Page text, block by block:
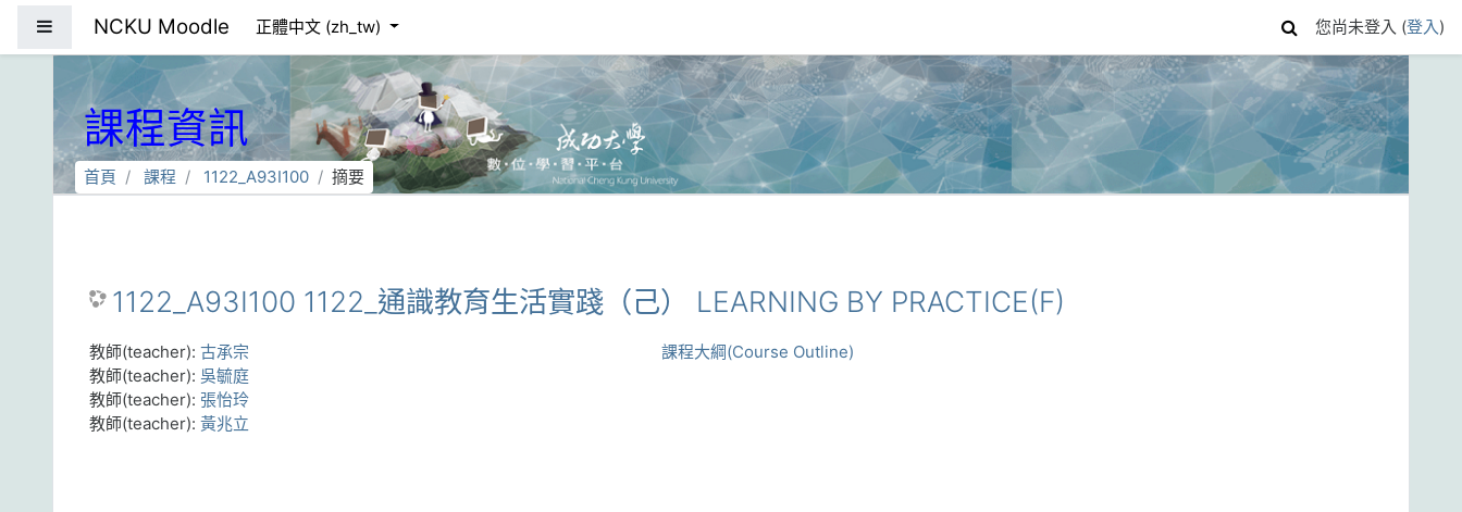
NCKU Moodle 正體中文 ‎(zh_tw)‎ 您尚未登入 (登入)
課程資訊
首頁 課程 1122_A93I100 摘要
1122_A93I100 1122_通識教育生活實踐（己） LEARNING BY PRACTICE(F)
課程大綱(Course Outline)
教師(teacher): 古承宗
教師(teacher): 吳毓庭
教師(teacher): 張怡玲
教師(teacher): 黃兆立